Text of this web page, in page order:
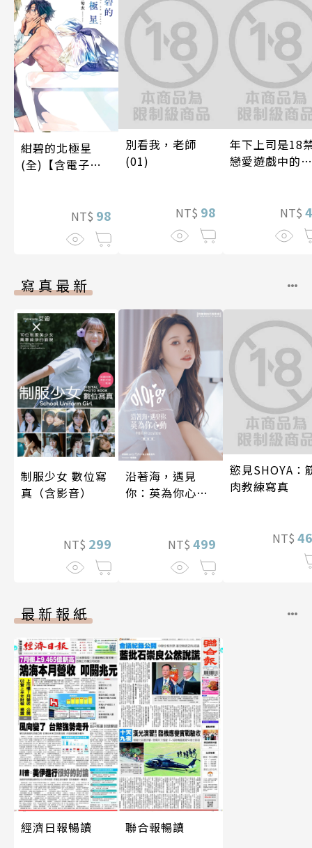
紺碧的北極星
(全)【含電子限
NT$ 98
別看我，老師
(01)
NT$ 98
年下上司是18
戀愛遊戲中的我
NT$
寫真最新
制服少女 數位寫
真（含影音）
NT$ 299
沿著海，遇見
你：英為你心動
NT$ 499
慾見SHOYA：
肉教練寫真
NT$
最新報紙
經濟日報暢讀 聯合報暢讀